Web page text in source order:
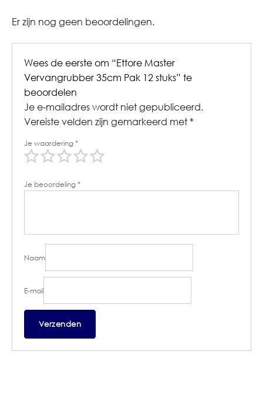
Er zijn nog geen beoordelingen.
Wees de eerste om “Ettore Master
Vervangrubber 35cm Pak 12 stuks” te
beoordelen
Je e-mailadres wordt niet gepubliceerd.
Vereiste velden zijn gemarkeerd met *
Je waardering*
Je beoordeling*
Naam
E-mail